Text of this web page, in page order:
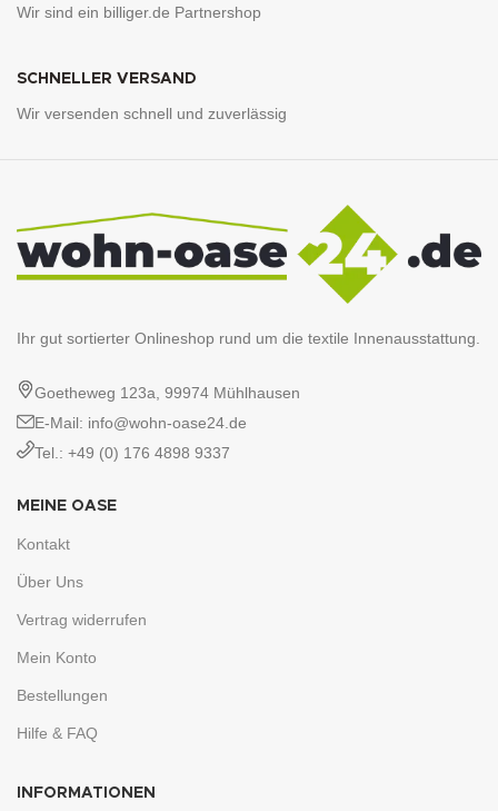
Wir sind ein billiger.de Partnershop
SCHNELLER VERSAND
Wir versenden schnell und zuverlässig
Ihr gut sortierter Onlineshop rund um die textile Innenausstattung.
Goetheweg 123a, 99974 Mühlhausen
E-Mail: info@wohn-oase24.de
Tel.: +49 (0) 176 4898 9337
MEINE OASE
Kontakt
Über Uns
Vertrag widerrufen
Mein Konto
Bestellungen
Hilfe & FAQ
INFORMATIONEN